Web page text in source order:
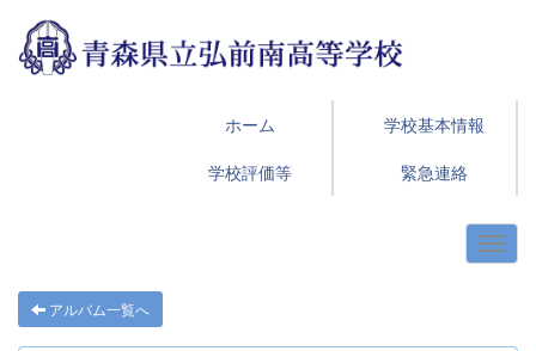
ホーム
学校基本情報
学校評価等
緊急連絡
アルバム一覧へ